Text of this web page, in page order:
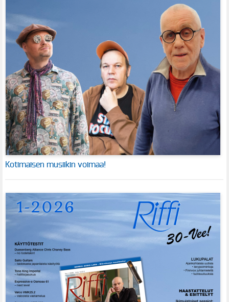
Kotimaisen musiikin voimaa!